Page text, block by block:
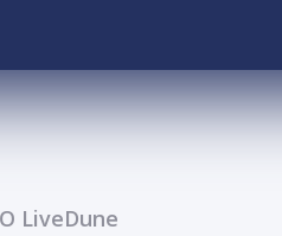
О LiveDune